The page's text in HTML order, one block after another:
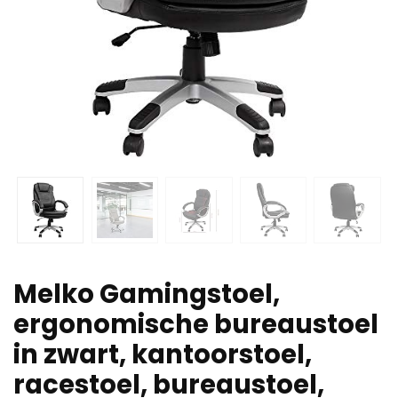
Melko Gamingstoel,
ergonomische bureaustoel
in zwart, kantoorstoel,
racestoel, bureaustoel,